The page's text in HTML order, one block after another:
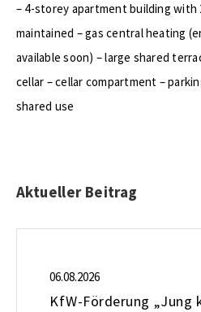
– 4-storey apartment building with
maintained – gas central heating
available soon) – large shared
cellar – cellar compartment –
shared use
Aktueller Beitrag
06.08.2026